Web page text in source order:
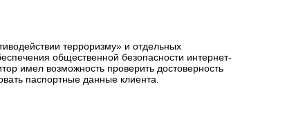
терроризму» и отдельных
общественной безопасности интернет-
имел возможность проверить достоверность
паспортные данные клиента.